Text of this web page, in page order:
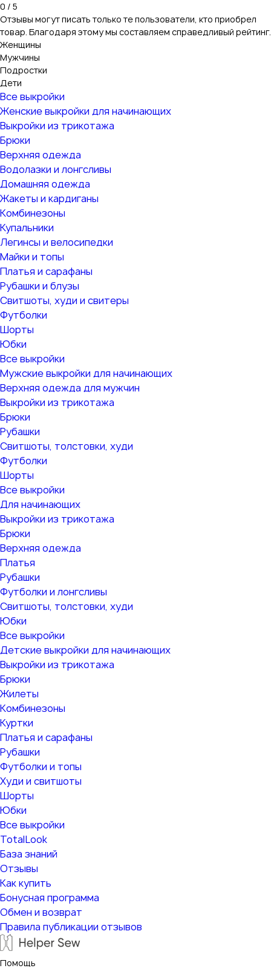
0 / 5
Отзывы могут писать только те пользователи, кто приобрел
товар. Благодаря этому мы составляем справедливый рейтинг.
Женщины
Мужчины
Подростки
Дети
Все выкройки
Женские выкройки для начинающих
Выкройки из трикотажа
Брюки
Верхняя одежда
Водолазки и лонгсливы
Домашняя одежда
Жакеты и кардиганы
Комбинезоны
Купальники
Легинсы и велосипедки
Майки и топы
Платья и сарафаны
Рубашки и блузы
Свитшоты, худи и свитеры
Футболки
Шорты
Юбки
Все выкройки
Мужские выкройки для начинающих
Верхняя одежда для мужчин
Выкройки из трикотажа
Брюки
Рубашки
Свитшоты, толстовки, худи
Футболки
Шорты
Все выкройки
Для начинающих
Выкройки из трикотажа
Брюки
Верхняя одежда
Платья
Рубашки
Футболки и лонгсливы
Свитшоты, толстовки, худи
Юбки
Все выкройки
Детские выкройки для начинающих
Выкройки из трикотажа
Брюки
Жилеты
Комбинезоны
Куртки
Платья и сарафаны
Рубашки
Футболки и топы
Худи и свитшоты
Шорты
Юбки
Все выкройки
TotalLook
База знаний
Отзывы
Как купить
Бонусная программа
Обмен и возврат
Правила публикации отзывов
Помощь